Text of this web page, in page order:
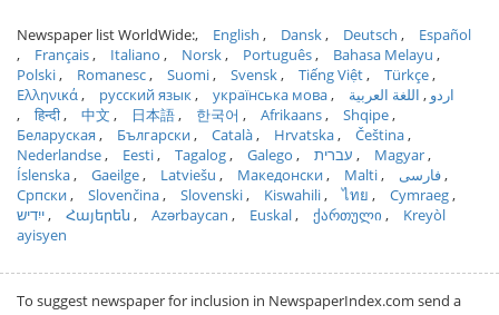
Newspaper list WorldWide: English Dansk Deutsch
Español
Français
Italiano Norsk Português
Bahasa Melayu
Polski
Romanesc Suomi Svensk Tiếng Việt
Türkçe
Ελληνικά
русский язык українська мова اردو
اللغة العربية
हिन्दी
中文 日本語 한국어 Afrikaans
Shqipe
Беларуская
Български Català Hrvatska
Čeština
Nederlandse
Eesti Tagalog Galego עברית
Magyar
Íslenska
Gaeilge Latviešu Македонски Malti
فارسی
Српски
Slovenčina Slovenski Kiswahili ไทย
Cymraeg
ייִדיש
Հայերեն Azərbaycan Euskal ქართული
Kreyòl
ayisyen
To suggest newspaper for inclusion in NewspaperIndex.com send a